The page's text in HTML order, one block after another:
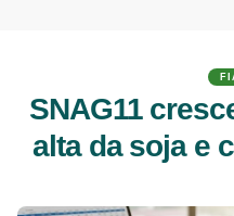
SNAG11
alta da soja e